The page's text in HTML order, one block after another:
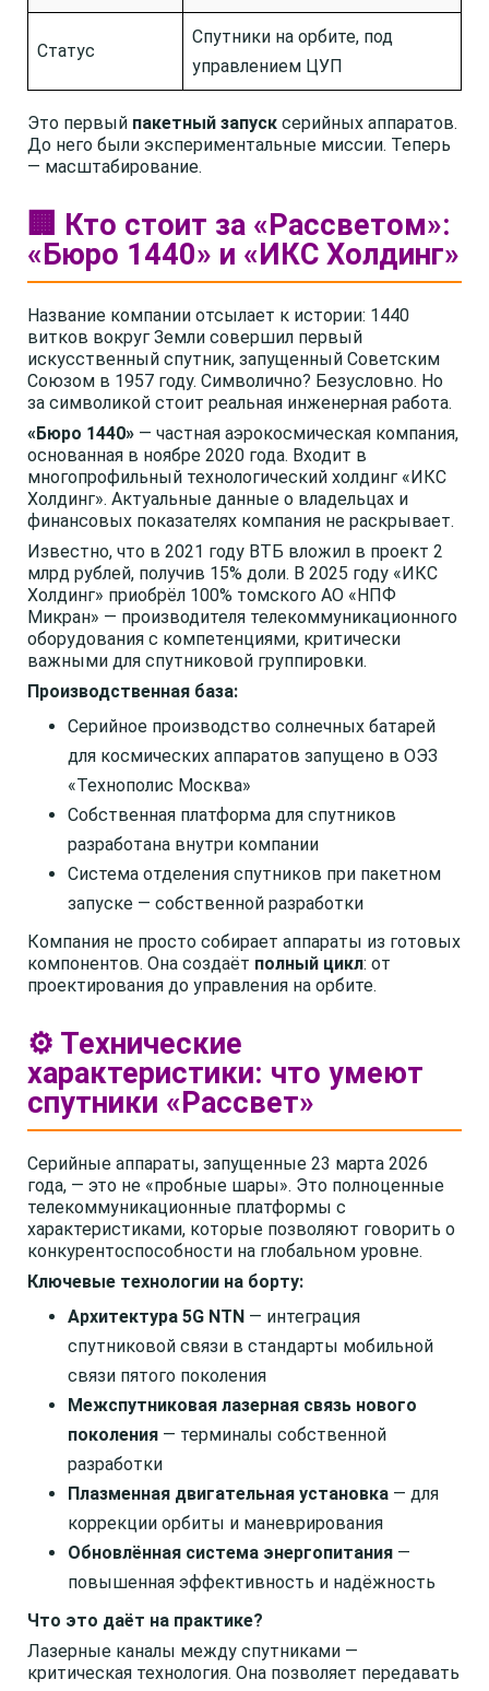
Статус
Спутники на орбите, под
управлением ЦУП
Это первый пакетный запуск серийных аппаратов.
До него были экспериментальные миссии. Теперь
— масштабирование.
🏢 Кто стоит за «Рассветом»:
«Бюро 1440» и «ИКС Холдинг»
Название компании отсылает к истории: 1440
витков вокруг Земли совершил первый
искусственный спутник, запущенный Советским
Союзом в 1957 году. Символично? Безусловно. Но
за символикой стоит реальная инженерная работа.
«Бюро 1440» — частная аэрокосмическая компания,
основанная в ноябре 2020 года. Входит в
многопрофильный технологический холдинг «ИКС
Холдинг». Актуальные данные о владельцах и
финансовых показателях компания не раскрывает.
Известно, что в 2021 году ВТБ вложил в проект 2
млрд рублей, получив 15% доли. В 2025 году «ИКС
Холдинг» приобрёл 100% томского АО «НПФ
Микран» — производителя телекоммуникационного
оборудования с компетенциями, критически
важными для спутниковой группировки.
Производственная база:
Серийное производство солнечных батарей
для космических аппаратов запущено в ОЭЗ
«Технополис Москва»
Собственная платформа для спутников
разработана внутри компании
Система отделения спутников при пакетном
запуске — собственной разработки
Компания не просто собирает аппараты из готовых
компонентов. Она создаёт полный цикл: от
проектирования до управления на орбите.
⚙️ Технические
характеристики: что умеют
спутники «Рассвет»
Серийные аппараты, запущенные 23 марта 2026
года, — это не «пробные шары». Это полноценные
телекоммуникационные платформы с
характеристиками, которые позволяют говорить о
конкурентоспособности на глобальном уровне.
Ключевые технологии на борту:
Архитектура 5G NTN — интеграция
спутниковой связи в стандарты мобильной
связи пятого поколения
Межспутниковая лазерная связь нового
поколения — терминалы собственной
разработки
Плазменная двигательная установка — для
коррекции орбиты и маневрирования
Обновлённая система энергопитания —
повышенная эффективность и надёжность
Что это даёт на практике?
Лазерные каналы между спутниками —
критическая технология. Она позволяет передавать